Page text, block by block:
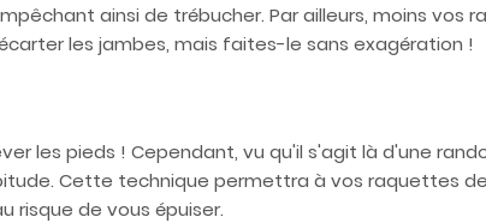
ainsi de trébucher. Par ailleurs, moins vos
les jambes, mais faites-le sans exagération !
les pieds ! Cependant, vu qu'il s'agit là d'une
Cette technique permettra à vos raquettes
risque de vous épuiser.